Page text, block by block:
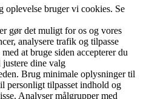
oplevelse bruger vi cookies. Se
gør det muligt for os og vores
analysere trafik og tilpasse
at bruge siden accepterer du
dine valg
Brug minimale oplysninger til
personligt tilpasset indhold og
Analyser målgrupper med